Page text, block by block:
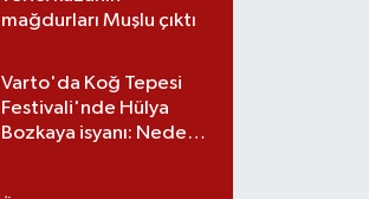
mağdurları Muşlu çıktı
Varto'da Koğ Tepesi
Festivali'nde Hülya
Bozkaya isyanı: Neden